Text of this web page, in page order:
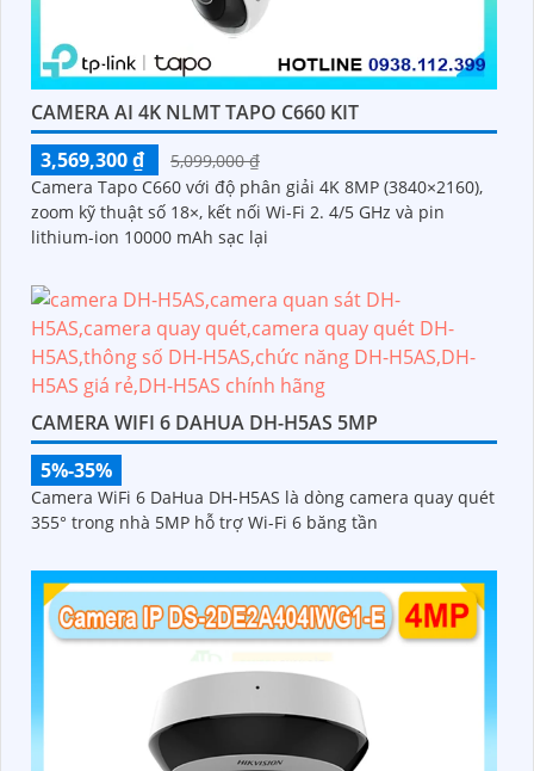
CAMERA AI 4K NLMT TAPO C660 KIT
3,569,300 ₫
5,099,000 ₫
Camera Tapo C660 với độ phân giải 4K 8MP (3840×2160),
zoom kỹ thuật số 18×, kết nối Wi-Fi 2. 4/5 GHz và pin
lithium-ion 10000 mAh sạc lại
CAMERA WIFI 6 DAHUA DH-H5AS 5MP
5%-35%
Camera WiFi 6 DaHua DH-H5AS là dòng camera quay quét
355° trong nhà 5MP hỗ trợ Wi-Fi 6 băng tần